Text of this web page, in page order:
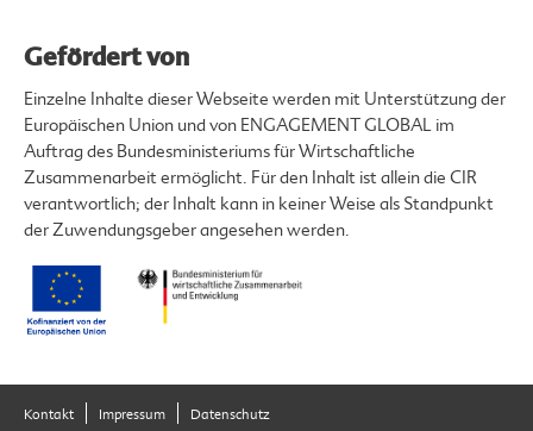
Gefördert von
Einzelne Inhalte dieser Webseite werden mit Unterstützung der
Europäischen Union und von ENGAGEMENT GLOBAL im
Auftrag des Bundesministeriums für Wirtschaftliche
Zusammenarbeit ermöglicht. Für den Inhalt ist allein die CIR
verantwortlich; der Inhalt kann in keiner Weise als Standpunkt
der Zuwendungsgeber angesehen werden.
Kontakt Impressum Datenschutz